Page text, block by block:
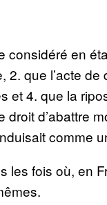
considéré en
2. que l’acte
et 4. que la
droit d’abattre
comme
les fois où, en